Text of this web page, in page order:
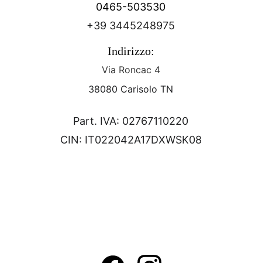
Indirizzo:
Via Roncac 4
38080 Carisolo TN
0465-503530
+39 3445248975
Part. IVA: 02767110220
CIN: IT022042A17DXWSK08